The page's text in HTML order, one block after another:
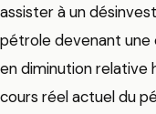
assister à un
pétrole devenant une
en diminution relative
cours réel actuel du